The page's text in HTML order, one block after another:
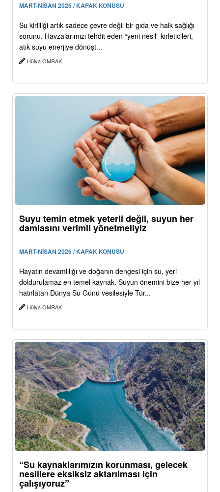
MART-NİSAN 2026 / KAPAK KONUSU
Su kirliliği artık sadece çevre değil bir gıda ve halk sağlığı
sorunu. Havzalarımızı tehdit eden “yeni nesil” kirleticileri,
atık suyu enerjiye dönüşt...
Hülya OMRAK
Suyu temin etmek yeterli değil, suyun her
damlasını verimli yönetmeliyiz
MART-NİSAN 2026 / KAPAK KONUSU
Hayatın devamlılığı ve doğanın dengesi için su, yeri
doldurulamaz en temel kaynak. Suyun önemini bize her yıl
hatırlatan Dünya Su Günü vesilesiyle Tür...
Hülya OMRAK
“Su kaynaklarımızın korunması, gelecek
nesillere eksiksiz aktarılması için
çalışıyoruz”